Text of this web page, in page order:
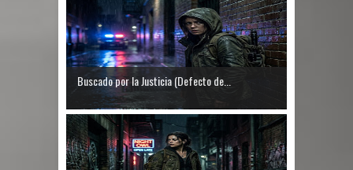
Buscado por la Justicia (Defecto de...